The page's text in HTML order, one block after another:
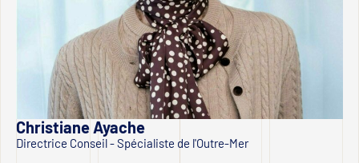
Christiane Ayache
Directrice Conseil - Spécialiste de l'Outre-Mer